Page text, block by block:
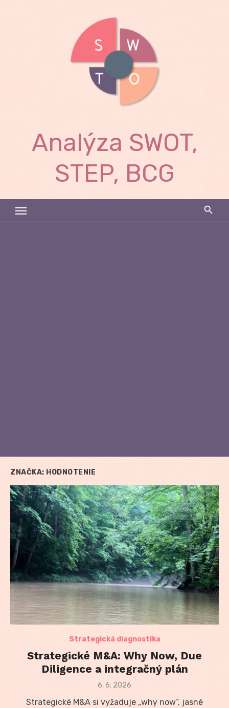
Analýza SWOT,
STEP, BCG
ZNAČKA: HODNOTENIE
Strategická diagnostika
Strategické M&A: Why Now, Due
Diligence a integračný plán
Posted
6. 6. 2026
Strategické M&A si vyžaduje „why now“, jasné